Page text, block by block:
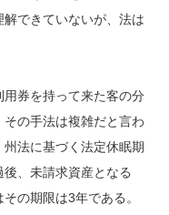
できていないが、法は
用券を持って来た客の分
の手法は複雑だと言わ
法に基づく法定休眠期
、未請求資産となる
の期限は3年である。